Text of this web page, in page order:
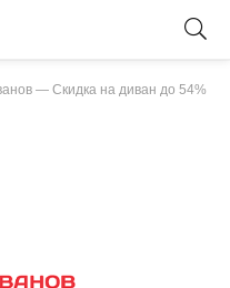
— Скидка на диван до 54%